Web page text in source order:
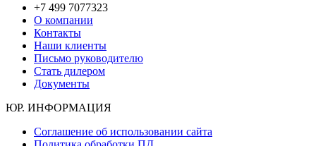
+7 499 7077323
О компании
Контакты
Наши клиенты
Письмо руководителю
Стать дилером
Документы
ЮР. ИНФОРМАЦИЯ
Соглашение об использовании сайта